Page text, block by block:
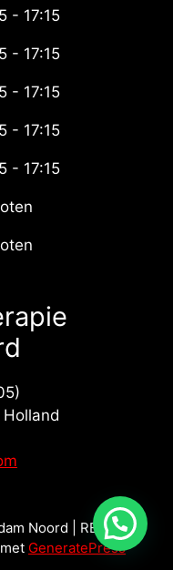
- 17:15
- 17:15
- 17:15
- 17:15
- 17:15
Noord | REDLEX
GeneratePress